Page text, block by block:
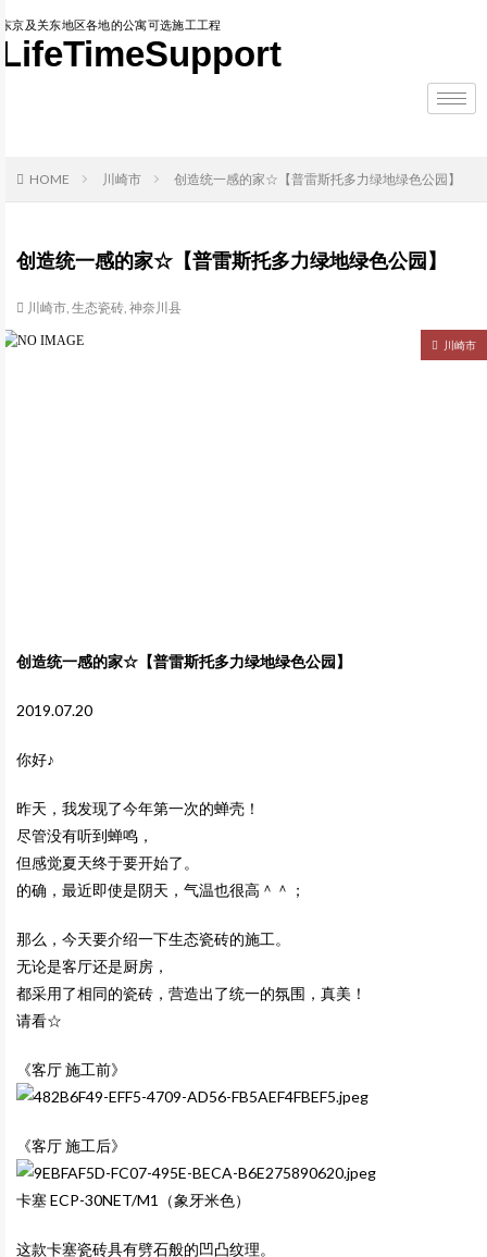
东京及关东地区各地的公寓可选施工工程
LifeTimeSupport
HOME 川崎市 创造统一感的家☆【普雷斯托多力绿地绿色公园】
创造统一感的家☆【普雷斯托多力绿地绿色公园】
川崎市, 生态瓷砖, 神奈川县
川崎市
创造统一感的家☆【普雷斯托多力绿地绿色公园】
2019.07.20
你好♪
昨天，我发现了今年第一次的蝉壳！
尽管没有听到蝉鸣，
但感觉夏天终于要开始了。
的确，最近即使是阴天，气温也很高＾＾；
那么，今天要介绍一下生态瓷砖的施工。
无论是客厅还是厨房，
都采用了相同的瓷砖，营造出了统一的氛围，真美！
请看☆
《客厅 施工前》
《客厅 施工后》
卡塞ECP-30NET/M1 （象牙米色）
这款卡塞瓷砖具有劈石般的凹凸纹理。